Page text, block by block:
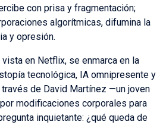
con prisa y fragmentación;
algorítmicas, difumina la
y opresión.
en Netflix, se enmarca en la
tecnológica, IA omnipresente y
de David Martínez —un joven
modificaciones corporales para
inquietante: ¿qué queda de